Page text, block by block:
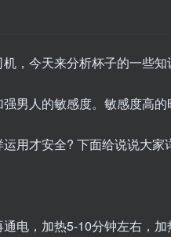
，今天来分析杯子的一些知
男人的敏感度。敏感度高的
用才安全? 下面给说说大家
电，加热5-10分钟左右，